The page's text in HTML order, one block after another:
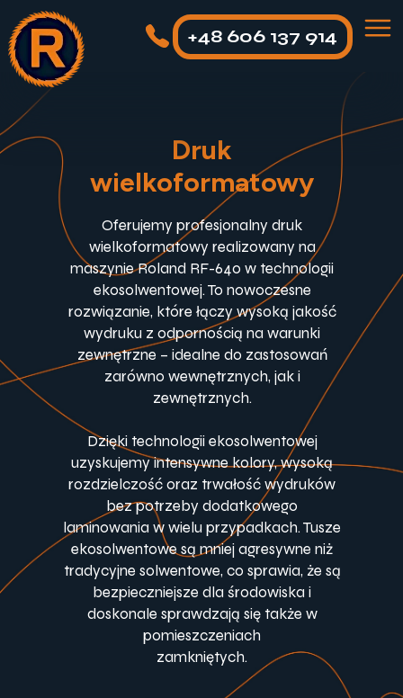
+48 606 137 914
Druk
wielkoformatowy
Oferujemy profesjonalny druk
wielkoformatowy realizowany na
maszynie Roland RF-640 w technologii
ekosolwentowej. To nowoczesne
rozwiązanie, które łączy wysoką jakość
wydruku z odpornością na warunki
zewnętrzne – idealne do zastosowań
zarówno wewnętrznych, jak i
zewnętrznych.
Dzięki technologii ekosolwentowej
uzyskujemy intensywne kolory, wysoką
rozdzielczość oraz trwałość wydruków
bez potrzeby dodatkowego
laminowania w wielu przypadkach. Tusze
ekosolwentowe są mniej agresywne niż
tradycyjne solwentowe, co sprawia, że są
bezpieczniejsze dla środowiska i
doskonale sprawdzają się także w
pomieszczeniach
zamkniętych.